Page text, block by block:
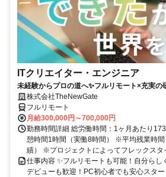
ITクリエイター・エンジニア
未経験からプロの道へ✨フルリモート×充実の
株式会社TheNewGate
フルリモート
月給300,000円～700,000円
勤務時間詳細 総労働時間：1ヶ月あたり
憩時間1時間（実働8時間） ※平均残業時
績） ※プロジェクトによってフレックスタ
仕事内容 ✨フルリモートも可能！自分ら
デビューも歓迎！PC初心者でも安心スタ